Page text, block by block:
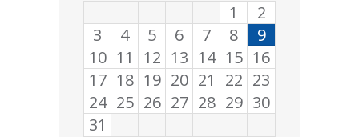
1
2
3
4 5 6 7 8
9
10 11 12 13 14 15 16
17 18 19 20 21 22 23
24 25 26 27 28 29 30
31